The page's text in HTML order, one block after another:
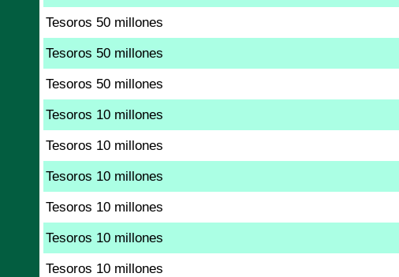
Tesoros 50 millones
Tesoros 50 millones
Tesoros 50 millones
Tesoros 10 millones
Tesoros 10 millones
Tesoros 10 millones
Tesoros 10 millones
Tesoros 10 millones
Tesoros 10 millones